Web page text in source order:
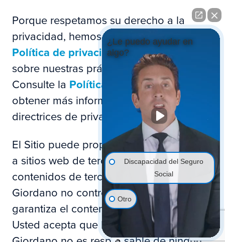
Porque respetamos su derecho a la
privacidad, hemos desarrollado una
Política de privacidadpara informarle
sobre nuestras prácticas de privacidad.
Consulte la Política de privacidad
obtener más información sobre las
directrices de privacidad de la empresa.
El Sitio puede proporcionar hipervínculos
a sitios web de terceros o acceso a
contenidos de terceros. Pond Lehocky
Giordano no controla, aprueba ni
garantiza el contenido de dichos sitios.
Usted acepta que Pond Lehocky
¿Le puedo ayudar en
algo?
Discapacidad del Seguro
Social
Otro